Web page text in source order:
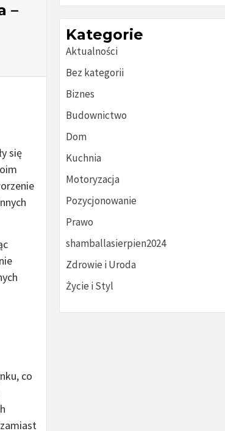
–
się
co
Kategorie
Aktualności
Bez kategorii
Biznes
Budownictwo
Dom
Kuchnia
Motoryzacja
Pozycjonowanie
Prawo
shamballasierpien2024
Zdrowie i Uroda
Życie i Styl